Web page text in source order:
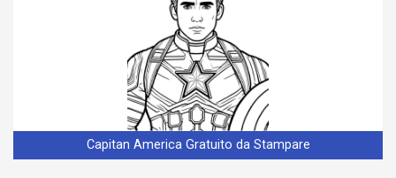
Capitan America Gratuito da Stampare